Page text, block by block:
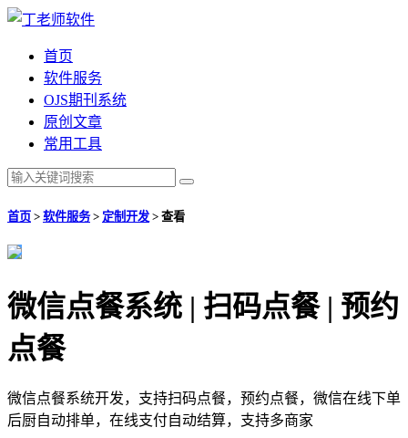
首页
软件服务
OJS期刊系统
原创文章
常用工具
首页 > 软件服务> 定制开发 > 查看
微信点餐系统 | 扫码点餐 | 预约
点餐
微信点餐系统开发，支持扫码点餐，预约点餐，微信在线下单
后厨自动排单，在线支付自动结算，支持多商家